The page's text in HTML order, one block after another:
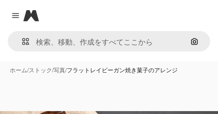
Close menu
Magnific
画像で
ホーム/ストック/写真/フラットレイビーガン焼き菓子のアレンジ